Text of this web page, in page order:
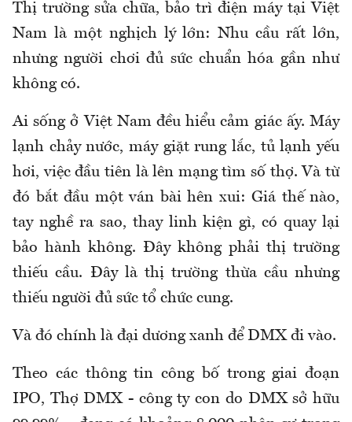
Thị trường sửa chữa, bảo trì điện máy tại Việt
Nam là một nghịch lý lớn: Nhu cầu rất lớn,
nhưng người chơi đủ sức chuẩn hóa gần như
không có.
Ai sống ở Việt Nam đều hiểu cảm giác ấy. Máy
lạnh chảy nước, máy giặt rung lắc, tủ lạnh yếu
hơi, việc đầu tiên là lên mạng tìm số thợ. Và từ
đó bắt đầu một ván bài hên xui: Giá thế nào,
tay nghề ra sao, thay linh kiện gì, có quay lại
bảo hành không. Đây không phải thị trường
thiếu cầu. Đây là thị trường thừa cầu nhưng
thiếu người đủ sức tổ chức cung.
Và đó chính là đại dương xanh để DMX đi vào.
Theo các thông tin công bố trong giai đoạn
IPO, Thợ DMX - công ty con do DMX sở hữu